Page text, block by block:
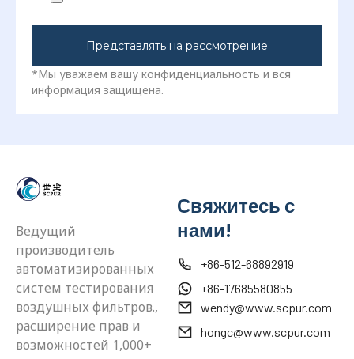
Представлять на рассмотрение
*Мы уважаем вашу конфиденциальность и вся
информация защищена.
Ведущий
производитель
автоматизированных
систем тестирования
воздушных фильтров.,
расширение прав и
возможностей 1,000+
Свяжитесь с
нами!
+86-512-68892919
+86-17685580855
wendy@www.scpur.com
hongc@www.scpur.com